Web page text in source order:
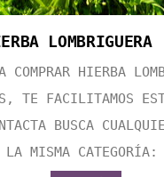
COMPRAR HIERBA
TE FACILITAMOS
BUSCA
LA MISMA